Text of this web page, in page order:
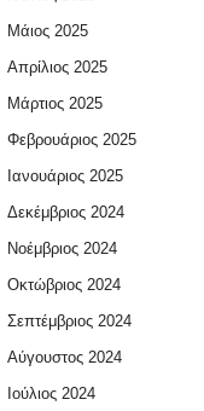
Μάιος 2025
Απρίλιος 2025
Μάρτιος 2025
Φεβρουάριος 2025
Ιανουάριος 2025
Δεκέμβριος 2024
Νοέμβριος 2024
Οκτώβριος 2024
Σεπτέμβριος 2024
Αύγουστος 2024
Ιούλιος 2024